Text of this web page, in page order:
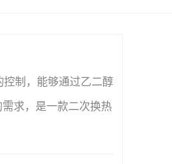
制，能够通过乙二醇
求，是一款二次换热